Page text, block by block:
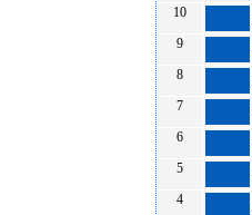
10
9
8
7
6
5
4